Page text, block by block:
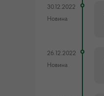
30.12.2022
Новина
26.12.2022
Новина